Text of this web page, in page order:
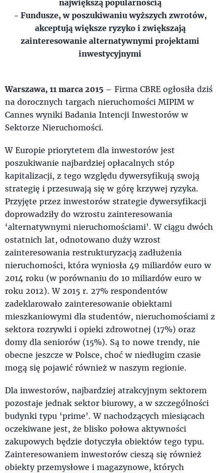
największą popularnością
- Fundusze, w poszukiwaniu wyższych zwrotów,
akceptują większe ryzyko i zwiększają
zainteresowanie alternatywnymi projektami
inwestycyjnymi
Warszawa, 11 marca 2015 – Firma CBRE ogłosiła dziś
na dorocznych targach nieruchomości MIPIM w
Cannes wyniki Badania Intencji Inwestorów w
Sektorze Nieruchomości.
W Europie priorytetem dla inwestorów jest
poszukiwanie najbardziej opłacalnych stóp
kapitalizacji, z tego względu dywersyfikują swoją
strategię i przesuwają się w górę krzywej ryzyka.
Przyjęte przez inwestorów strategie dywersyfikacji
doprowadziły do wzrostu zainteresowania
‘alternatywnymi nieruchomościami’. W ciągu dwóch
ostatnich lat, odnotowano duży wzrost
zainteresowania restrukturyzacją zadłużenia
nieruchomości, która wyniosła 49 miliardów euro w
2014 roku (w porównaniu do 10 miliardów euro w
roku 2012). W 2015 r. 27% respondentów
zadeklarowało zainteresowanie obiektami
mieszkaniowymi dla studentów, nieruchomościami z
sektora rozrywki i opieki zdrowotnej (17%) oraz
domy dla seniorów (15%). Są to nowe trendy, nie
obecne jeszcze w Polsce, choć w niedługim czasie
mogą się pojawić również w naszym regionie.
Dla inwestorów, najbardziej atrakcyjnym sektorem
pozostaje jednak sektor biurowy, a w szczególności
budynki typu ‘prime’. W nachodzących miesiącach
oczekiwane jest, że blisko połowa aktywności
zakupowych będzie dotyczyła obiektów tego typu.
Zainteresowaniem inwestorów cieszą się również
obiekty przemysłowe i magazynowe, których